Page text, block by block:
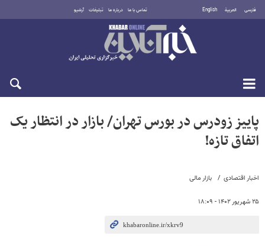
فارسی العربية English تماس با ما درباره ما تبلیغات آرشیو
جمعه ۱۶ مرداد ۱۴۰۵
اخبار اقتصادی بازار مالی
۲۵ شهریور ۱۴۰۲ - ۱۸:۰۹
پاییز زودرس در بورس تهران/ بازار در انتظار یک
اتفاق تازه!